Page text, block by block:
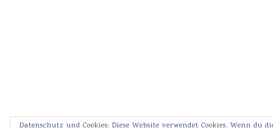
Datenschutz und Cookies: Diese Website verwendet Cookies. Wenn du